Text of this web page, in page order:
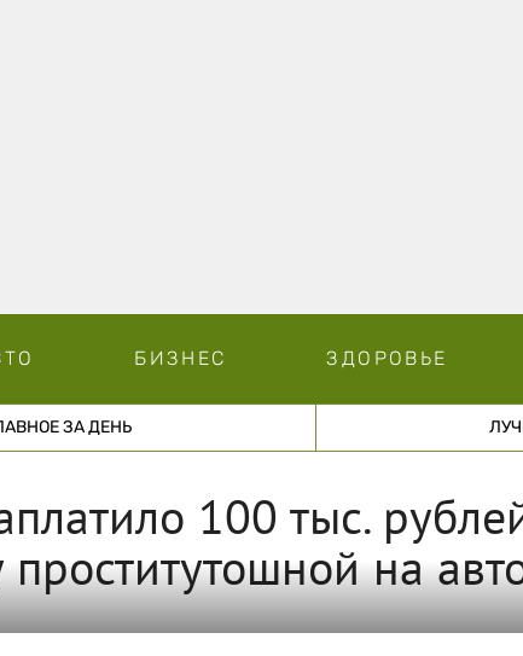
БИЗНЕС ЗДОРОВЬЕ
ЗА ДЕНЬ
100 тыс.
на